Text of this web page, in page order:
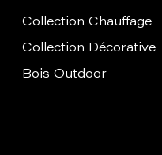
Collection Chauffage
Collection Décorative
Bois Outdoor